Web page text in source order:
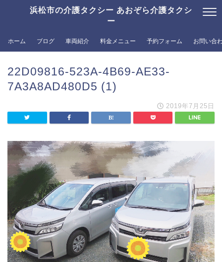
浜松市の介護タクシー あおぞら介護タクシ
ー
ホーム ブログ 車両紹介 料金メニュー 予約フォーム お問い合
22D09816-523A-4B69-AE33-
7A3A8AD480D5 (1)
2019年7月25日